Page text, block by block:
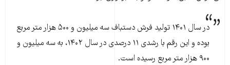
در سال ۱۴۰۱ تولید فرش دستباف سه میلیون و ۵۰۰ هزار متر مربع
بوده و این رقم با رشدی ۱۱ درصدی در سال ۱۴۰۲، به سه میلیون و
۹۰۰ هزار متر مربع رسیده است.